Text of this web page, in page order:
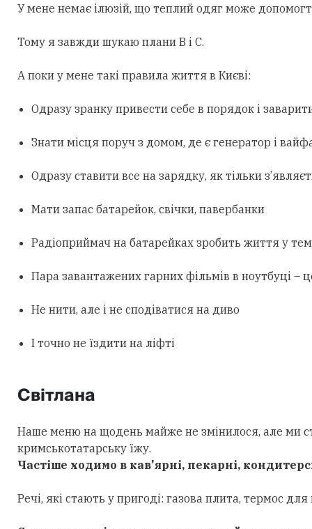
У мене немає ілюзій, що теплий одяг може
Тому я завжди шукаю плани В і С.
А поки у мене такі правила життя в Києві:
Одразу зранку привести себе в порядок і
Знати місця поруч з домом, де є генератор і
Одразу ставити все на зарядку, як тільки
Мати запас батарейок, свічки, павербанки
Радіоприймач на батарейках зробить життя у
Пара завантажених гарних фільмів в ноутбуці –
Не нити, але і не сподіватися на диво
І точно не їздити на ліфті
Світлана
Наше меню на щодень майже не змінилося, але ми
кримськотатарську їжу.
Частіше ходимо в кав'ярні, пекарні,
Речі, які стають у пригоді: газова плита, термос